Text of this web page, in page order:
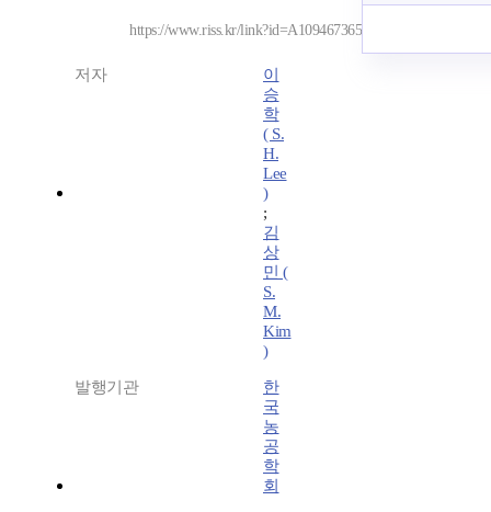
https://www.riss.kr/link?id=A109467365
저자
이
승
학
( S.
H.
Lee
)
;
김
상
민 (
S.
M.
Kim
)
발행기관
한
국
농
공
학
회